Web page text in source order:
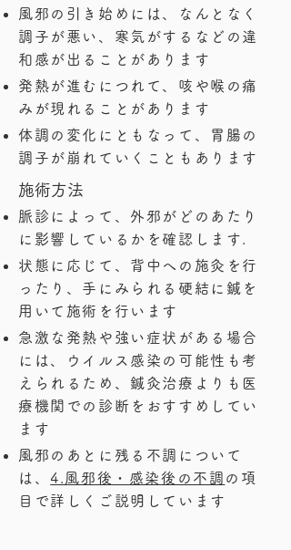
風邪の引き始めには、なんとなく
調子が悪い、寒気がするなどの違
和感が出ることがあります
発熱が進むにつれて、咳や喉の痛
みが現れることがあります
体調の変化にともなって、胃腸の
調子が崩れていくこともあります
​施術方法
脈診によって、外邪がどのあたり
に影響しているかを確認します.
状態に応じて、背中への施灸を行
ったり、手にみられる硬結に鍼を
用いて施術を行います
急激な発熱や強い症状がある場合
には、ウイルス感染の可能性も考
えられるため、鍼灸治療よりも医
療機関での診断をおすすめしてい
ます
風邪のあとに残る不調について
は、 4.風邪後・感染後の不調 の項
目で詳しくご説明しています